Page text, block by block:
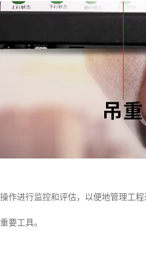
作进行监控和评估，以便地管理工
要工具。